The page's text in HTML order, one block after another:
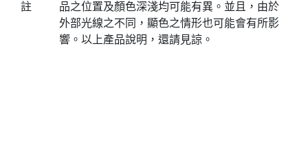
註
品之位置及顏色深淺均可能有異。並且，由於
外部光線之不同，顯色之情形也可能會有所影
響。以上產品說明，還請見諒。